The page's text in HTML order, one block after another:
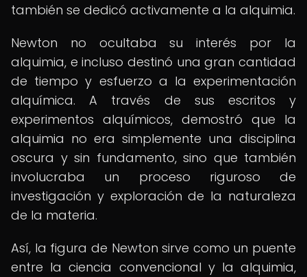
también se dedicó activamente a la alquimia.
Newton no ocultaba su interés por la
alquimia, e incluso destinó una gran cantidad
de tiempo y esfuerzo a la experimentación
alquímica. A través de sus escritos y
experimentos alquímicos, demostró que la
alquimia no era simplemente una disciplina
oscura y sin fundamento, sino que también
involucraba un proceso riguroso de
investigación y exploración de la naturaleza
de la materia.
Así, la figura de Newton sirve como un puente
entre la ciencia convencional y la alquimia,